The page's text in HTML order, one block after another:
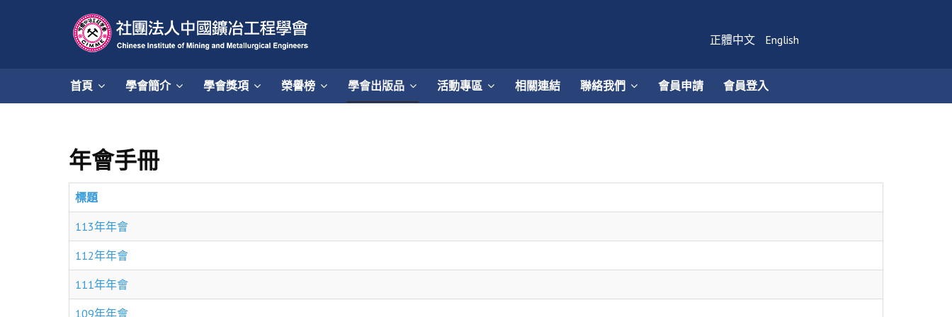
正體中文 English
首頁 學會簡介 學會獎項 榮譽榜 學會出版品 活動專區 相關連結 聯絡我們 會員申請 會員登入
年會手冊
標題
113年年會
112年年會
111年年會
109年年會